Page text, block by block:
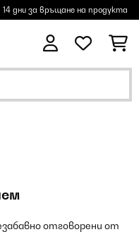
14 дни за връщане на продукта
отговорени от